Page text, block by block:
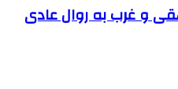
و غرب به روال عادی